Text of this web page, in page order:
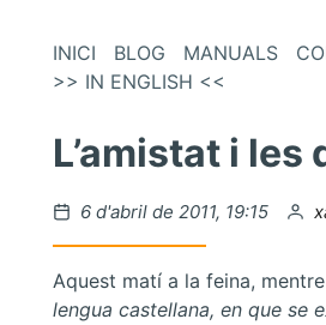
principal
VésINICI BLOG MANUALS
>> IN ENGLISH <<
L’amistat i les
Publicat
6 d'abril de 2011, 19:15
Aquest matí a la feina,
lengua castellana, en que se